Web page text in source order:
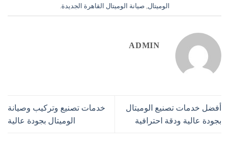
الوميتال, صيانة الوميتال القاهرة الجديدة.
ADMIN
أفضل خدمات تصنيع الوميتال
بجودة عالية ودقة احترافية
خدمات تصنيع وتركيب وصيانة
الوميتال بجودة عالية